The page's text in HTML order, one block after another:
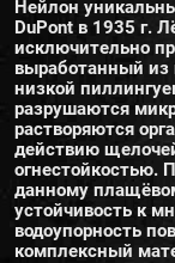
Нейлон
DuPont в 1935 г.
исключительно
выработанный
низкой
разрушаются
растворяются
действию
огнестойкостью.
данному
устойчивость к
водоупорность
комплексный